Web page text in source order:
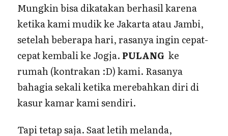
Mungkin bisa dikatakan berhasil karena
ketika kami mudik ke Jakarta atau Jambi,
setelah beberapa hari, rasanya ingin cepat-
cepat kembali ke Jogja. PULANG ke
rumah (kontrakan :D) kami. Rasanya
bahagia sekali ketika merebahkan diri di
kasur kamar kami sendiri.
Tapi tetap saja. Saat letih melanda,